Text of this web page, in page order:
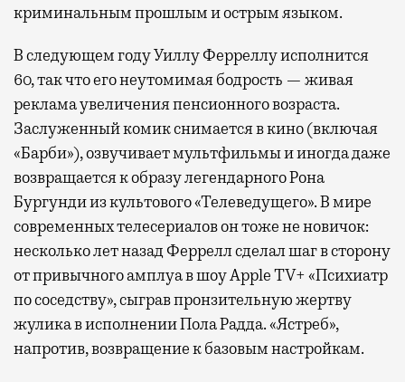
криминальным прошлым и острым языком.
В следующем году Уиллу Ферреллу исполнится
60, так что его неутомимая бодрость — живая
реклама увеличения пенсионного возраста.
Заслуженный комик снимается в кино (включая
«Барби»), озвучивает мультфильмы и иногда даже
возвращается к образу легендарного Рона
Бургунди из культового «Телеведущего». В мире
современных телесериалов он тоже не новичок:
несколько лет назад Феррелл сделал шаг в сторону
от привычного амплуа в шоу Apple TV+ «Психиатр
по соседству», сыграв пронзительную жертву
жулика в исполнении Пола Радда. «Ястреб»,
напротив, возвращение к базовым настройкам.